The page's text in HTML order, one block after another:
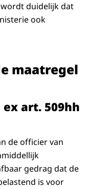
duidelijk dat
ook
maatregel
art. 509hh
de officier van
gedrag dat de
is voor